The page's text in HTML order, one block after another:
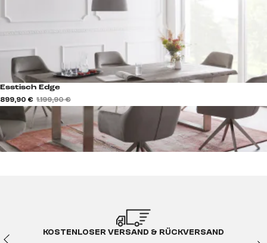
Esstisch Edge
899,90 € 1.199,90 €
KOSTENLOSER VERSAND & RÜCKVERSAND